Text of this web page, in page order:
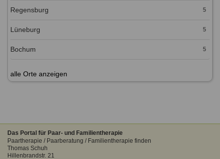
Regensburg 5
Lüneburg 5
Bochum 5
alle Orte anzeigen
Das Portal für Paar- und Familientherapie
Paartherapie / Paarberatung / Familientherapie finden
Thomas Schuh
Hillenbrandstr. 21